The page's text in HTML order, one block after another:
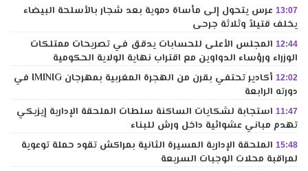
13:07 عرس يتحول إلى مأساة دموية بعد شجار بالأسلحة البيضاء
يخلف قتيلاً وثلاثة جرحى
12:44 المجلس الأعلى للحسابات يدقق في تصريحات ممتلكات
الوزراء ورؤساء الدواوين مع اقتراب نهاية الولاية الحكومية
12:02
أكادير تحتفي بقرن من الهجرة المغربية بمهرجان IMINIG في
دورته الرابعة
11:47 استجابة لشكايات الساكنة سلطات الملحقة الإدارية إيزيكي
تهدم مباني عشوائية داخل ورش للبناء
15:48 الملحقة الإدارية المسيرة الثانية بمراكش تقود حملة توعوية
لمراقبة محلات الوجبات السريعة